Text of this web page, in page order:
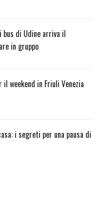
di Udine arriva il
in gruppo
weekend in Friuli Venezia
i segreti per una pausa di